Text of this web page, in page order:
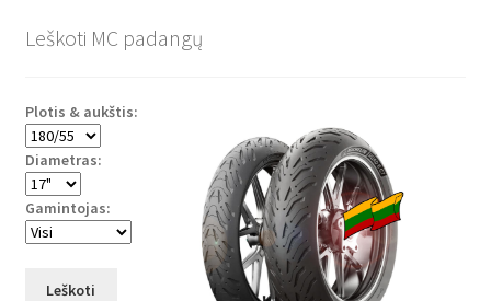
Leškoti MC padangų
Plotis & aukštis:
Diametras:
Gamintojas:
Leškoti